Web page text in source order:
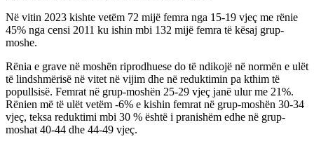
Në vitin 2023 kishte vetëm 72 mijë femra nga 15-19 vjeç me rënie
45% nga censi 2011 ku ishin mbi 132 mijë femra të kësaj grup-
moshe.
Rënia e grave në moshën riprodhuese do të ndikojë në normën e ulët
të lindshmërisë në vitet në vijim dhe në reduktimin pa kthim të
popullsisë. Femrat në grup-moshën 25-29 vjeç janë ulur me 21%.
Rënien më të ulët vetëm -6% e kishin femrat në grup-moshën 30-34
vjeç, teksa reduktimi mbi 30 % është i pranishëm edhe në grup-
moshat 40-44 dhe 44-49 vjeç.